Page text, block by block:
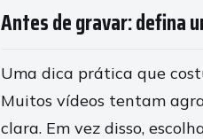
Antes de gravar: defina
Uma dica prática que
Muitos vídeos tentam
clara. Em vez disso,